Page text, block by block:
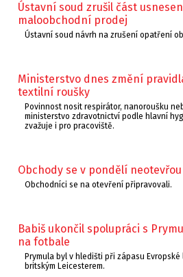
Ústavní soud zrušil část
maloobchodní prodej
Ústavní soud návrh na zrušení opatření
Ministerstvo dnes změní
textilní roušky
Povinnost nosit respirátor, nanoroušku
ministerstvo zdravotnictví podle hlavní
zvažuje i pro pracoviště.
Obchody se v pondělí neotevřou
Obchodníci se na otevření připravovali.
Babiš ukončil spolupráci s
na fotbale
Prymula byl v hledišti při zápasu
britským Leicesterem.